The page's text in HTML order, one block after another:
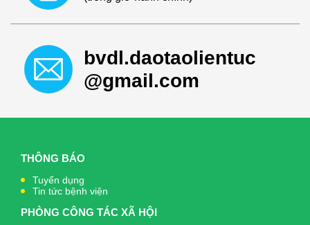
bvdl.daotaolientuc
@gmail.com
THÔNG BÁO
Tuyển dụng
Tin tức bệnh viện
PHÒNG CÔNG TÁC XÃ HỘI